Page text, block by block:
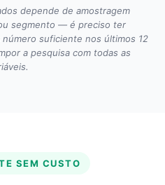
depende de amostragem
segmento — é preciso ter
suficiente nos últimos 12
a pesquisa com todas as
SEM CUSTO